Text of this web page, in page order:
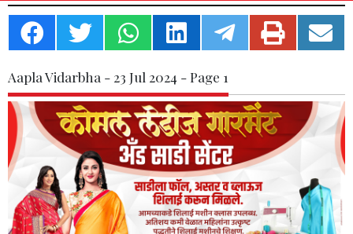
Aapla Vidarbha - 23 Jul 2024 - Page 1